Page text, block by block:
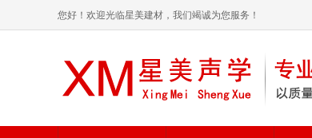
您好！欢迎光临星美建材，我们竭诚为您服务！